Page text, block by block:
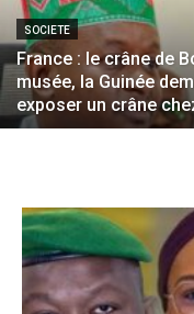
SOCIETE
France : le crâne de
musée, la Guinée
exposer un crâne